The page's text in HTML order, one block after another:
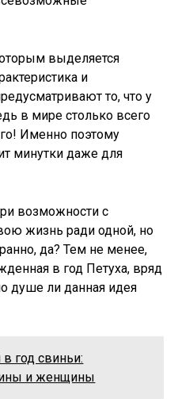
выделяется
и
то, что у
в мире столько всего
Именно поэтому
минутки даже для
возможности с
жизнь ради одной, но
да? Тем не менее,
в год Петуха, вряд
душе ли данная идея
год свиньи:
и женщины